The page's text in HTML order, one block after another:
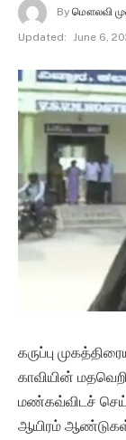
By மௌலவி
Updated: June 6,
கருப்பு
காவியின்
மண்கவ்விடச்
ஆயிரம் ஆண்டுகள்